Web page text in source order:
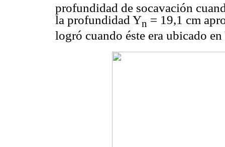
profundidad de socavación
la profundidad Yn = 19,1 cm
logró cuando éste era ubicado